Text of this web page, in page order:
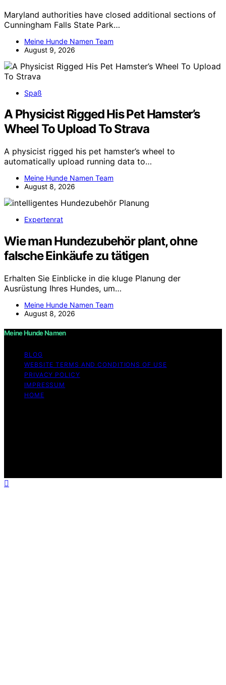
Maryland authorities have closed additional sections of
Cunningham Falls State Park…
Meine Hunde Namen Team
August 9, 2026
Spaß
A Physicist Rigged His Pet Hamster’s
Wheel To Upload To Strava
A physicist rigged his pet hamster’s wheel to
automatically upload running data to…
Meine Hunde Namen Team
August 8, 2026
Expertenrat
Wie man Hundezubehör plant, ohne
falsche Einkäufe zu tätigen
Erhalten Sie Einblicke in die kluge Planung der
Ausrüstung Ihres Hundes, um…
Meine Hunde Namen Team
August 8, 2026
Meine Hunde Namen
BLOG
WEBSITE TERMS AND CONDITIONS OF USE
PRIVACY POLICY
IMPRESSUM
HOME